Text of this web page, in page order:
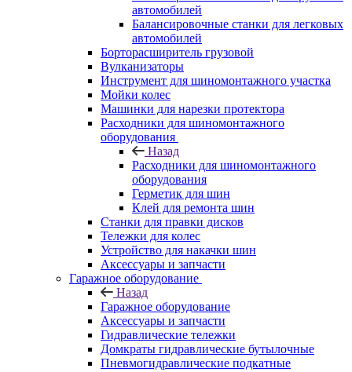
автомобилей
Балансировочные станки для легковых
автомобилей
Борторасширитель грузовой
Вулканизаторы
Инструмент для шиномонтажного участка
Мойки колес
Машинки для нарезки протектора
Расходники для шиномонтажного
оборудования
Назад
Расходники для шиномонтажного
оборудования
Герметик для шин
Клей для ремонта шин
Станки для правки дисков
Тележки для колес
Устройство для накачки шин
Аксессуары и запчасти
Гаражное оборудование
Назад
Гаражное оборудование
Аксессуары и запчасти
Гидравлические тележки
Домкраты гидравлические бутылочные
Пневмогидравлические подкатные